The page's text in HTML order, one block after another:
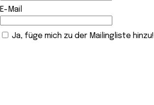
E-Mail
Ja, füge mich zu der Mailingliste hinzu!